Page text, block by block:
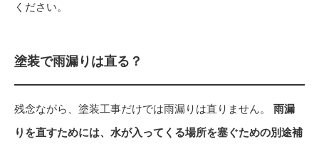
ください。
塗装で雨漏りは直る？
残念ながら、塗装工事だけでは雨漏りは直りません。 雨漏
りを直すためには、水が入ってくる場所を塞ぐための別途補